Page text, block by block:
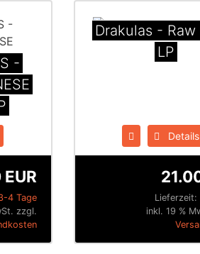
-
4 Tage
zzgl.
Drakulas - Raw
LP
Details
Lieferzeit:
inkl. 19 %